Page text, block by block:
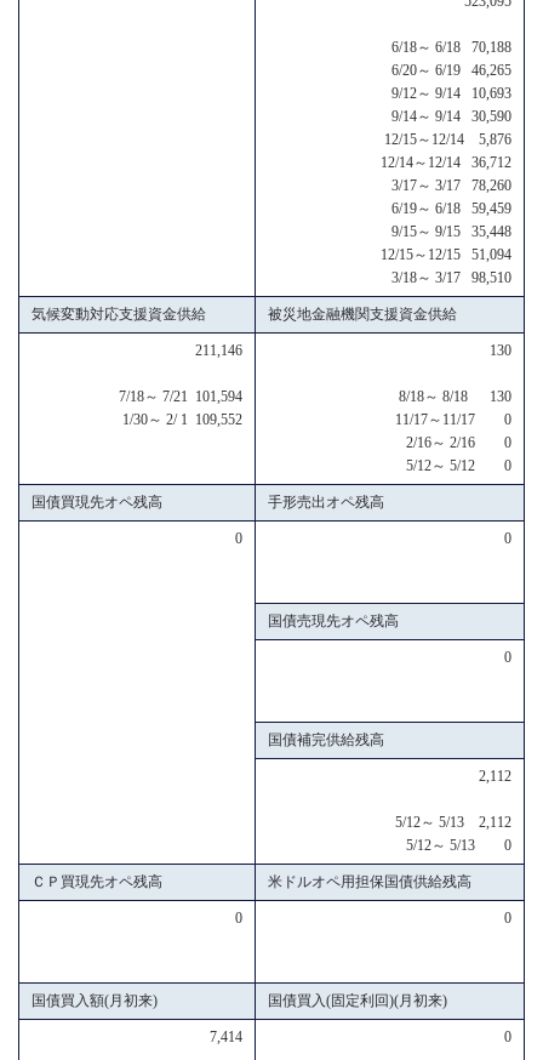
6/18～ 6/18 70,188
6/20～ 6/19 46,265
9/12～ 9/14 10,693
9/14～ 9/14 30,590
12/15～12/14 5,876
12/14～12/14 36,712
3/17～ 3/17 78,260
6/19～ 6/18 59,459
9/15～ 9/15 35,448
12/15～12/15 51,094
3/18～ 3/17 98,510
気候変動対応支援資金供給 被災地金融機関支援資金供給
211,146
7/18～ 7/21 101,594
1/30～ 2/ 1 109,552
130
8/18～ 8/18 130
11/17～11/17 0
2/16～ 2/16 0
5/12～ 5/12 0
国債買現先オペ残高 手形売出オペ残高
0 0
国債売現先オペ残高
0
国債補完供給残高
2,112
5/12～ 5/13 2,112
5/12～ 5/13 0
ＣＰ買現先オペ残高 米ドルオペ用担保国債供給残高
0 0
国債買入額(月初来) 国債買入(固定利回)(月初来)
7,414 0